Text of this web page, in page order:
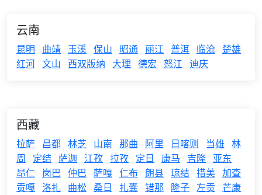
云南
昆明 曲靖 玉溪 保山 昭通 丽江 普洱 临沧
楚雄
红河 文山 西双版纳 大理 德宏 怒江 迪庆
西藏
拉萨 昌都 林芝 山南 那曲 阿里 日喀则 当雄 林
周
定结 萨迦 江孜 拉孜 定日 康马 吉隆 亚东
昂仁 岗巴 仲巴 萨嘎 仁布 朗县 琼结 措美 加查
贡嘎 洛扎 曲松 桑日 扎囊 错那 隆子 左贡 芒康